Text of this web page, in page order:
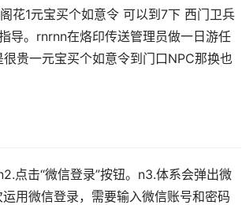
花1元宝买个如意令 可以到7下 西门卫兵
导。rnrnn在烙印传送管理员做一日游任
贵一元宝买个如意令到门口NPC那换也
点击“微信登录”按钮。n3.体系会弹出微
用微信登录，需要输入微信账号和密码